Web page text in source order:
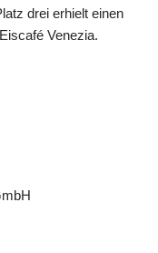
drei erhielt einen
Venezia.